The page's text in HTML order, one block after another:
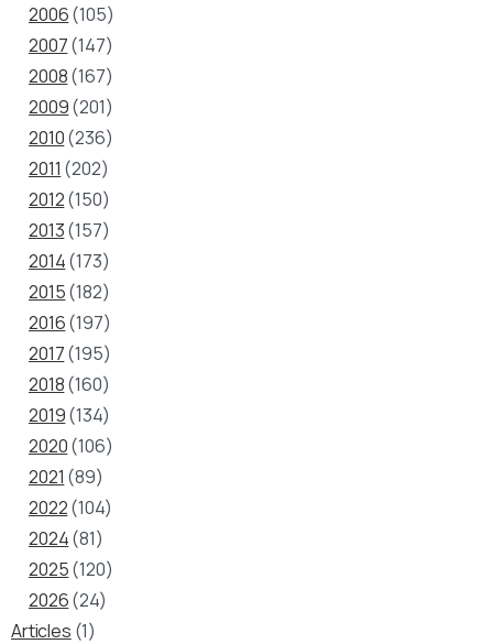
2006(105)
2007(147)
2008(167)
2009(201)
2010(236)
2011 (202)
2012(150)
2013(157)
2014(173)
2015(182)
2016(197)
2017(195)
2018(160)
2019(134)
2020(106)
2021 (89)
2022(104)
2024(81)
2025(120)
2026(24)
Articles (1)